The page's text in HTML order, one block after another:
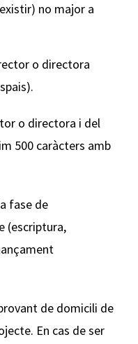
no major a
o directora
o directora i del
500 caràcters amb
fase de
(escriptura,
de domicili de
En cas de ser